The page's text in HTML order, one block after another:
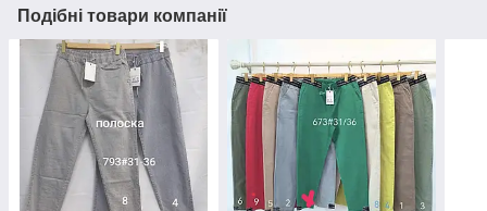
Подібні товари компанії